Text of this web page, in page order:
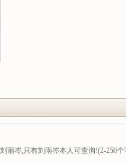
雨岑,只有刘雨岑本人可查询!(2-250个